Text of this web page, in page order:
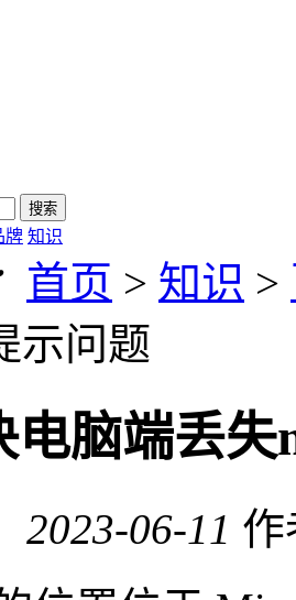
搜索
牌 知识
首页 > 知识 >
示问题
电脑端丢
2023-06-11 作